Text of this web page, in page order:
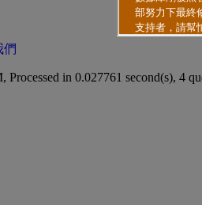
們
Processed in 0.027761 second(s), 4